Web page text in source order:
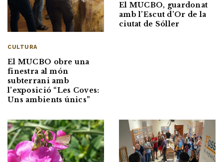
CULTURA
El MUCBO obre una
finestra al món
subterrani amb
l’exposició “Les Coves:
Uns ambients únics”
El MUCBO, guardonat
amb l’Escut d’Or de la
ciutat de Sóller